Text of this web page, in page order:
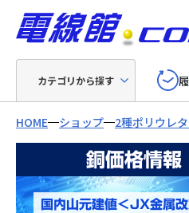
カテゴリから探す
HOME ショップ 2種ポリウレ
銅価格情報
国内山元建値＜JX金属